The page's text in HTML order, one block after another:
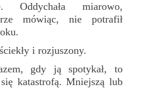
Oddychała miarowo,
mówiąc, nie potrafił
i rozjuszony.
gdy ją spotykał, to
katastrofą. Mniejszą lub